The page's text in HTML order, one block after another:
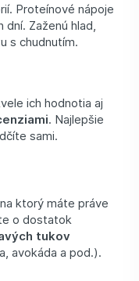
Proteínové nápoje
Zaženú hlad,
s chudnutím.
ich hodnotia aj
. Najlepšie
sami.
ktorý máte práve
o dostatok
tukov
avokáda a pod.).